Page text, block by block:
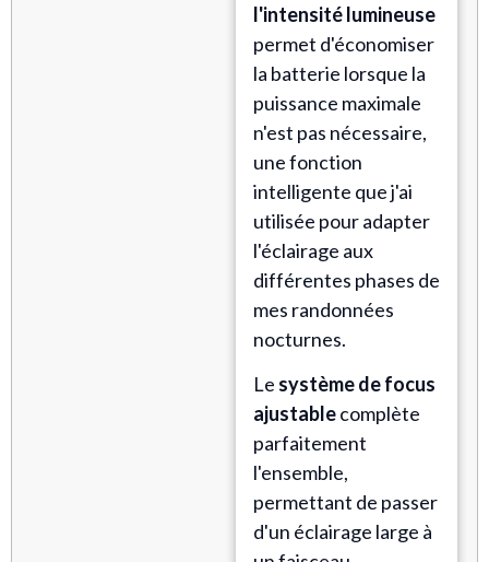
l'intensité lumineuse
permet d'économiser
la batterie lorsque la
puissance maximale
n'est pas nécessaire,
une fonction
intelligente que j'ai
utilisée pour adapter
l'éclairage aux
différentes phases de
mes randonnées
nocturnes.
Le système de focus
ajustablecomplète
parfaitement
l'ensemble,
permettant de passer
d'un éclairage large à